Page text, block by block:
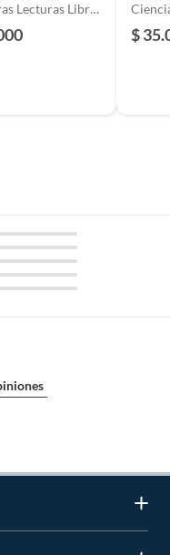
edades
Lecturas Libro
Lectura
128
$